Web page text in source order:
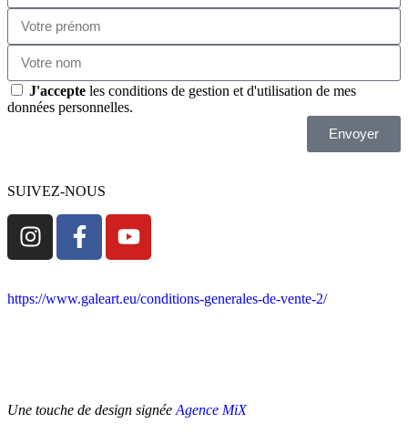
J'accepte les conditions de gestion et d'utilisation de mes
données personnelles.
Envoyer
SUIVEZ-NOUS
https://www.galeart.eu/conditions-generales-de-vente-2/Conditions
Une touche de design signée Agence MiX